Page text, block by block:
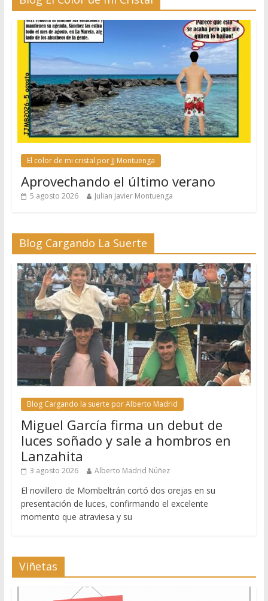
El color de mi cristal por JJ Montuenga
Aprovechando el último verano
5 agosto 2026 Julian Javier Montuenga
Blog Cargando La Suerte
Blog Cargando la suerte por Alberto Madrid
Miguel García firma un debut de
luces soñado y sale a hombros en
Lanzahita
3 agosto 2026 Alberto Madrid Núñez
El novillero de Mombeltrán cortó dos orejas en su
presentación de luces, confirmando el excelente
momento que atraviesa y su
Viñetas